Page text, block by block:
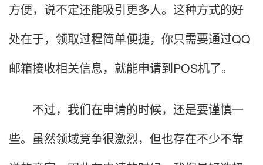
方便，说不定还能吸引更多人。这种方式的好
处在于，领取过程简单便捷，你只需要通过QQ
邮箱接收相关信息，就能申请到POS机了。
不过，我们在申请的时候，还是要谨慎一
些。虽然领域竞争很激烈，但也存在不少不靠